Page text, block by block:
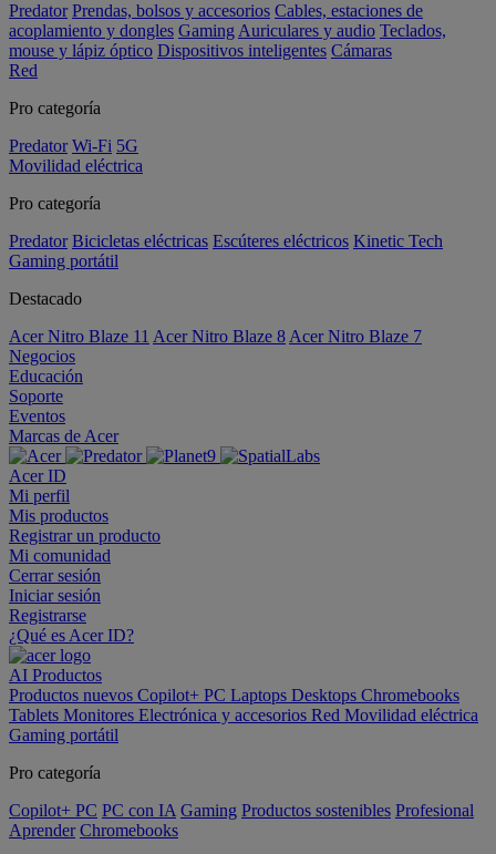
Predator Prendas, bolsos y accesorios Cables, estaciones de
acoplamiento y dongles Gaming Auriculares y audio Teclados,
mouse y lápiz óptico Dispositivos inteligentes Cámaras
Red
Pro categoría
Predator Wi-Fi 5G
Movilidad eléctrica
Pro categoría
Predator Bicicletas eléctricas Escúteres eléctricos Kinetic Tech
Gaming portátil
Destacado
Acer Nitro Blaze 11 Acer Nitro Blaze 8 Acer Nitro Blaze 7
Negocios
Educación
Soporte
Eventos
Marcas de Acer
Acer ID
Mi perfil
Mis productos
Registrar un producto
Mi comunidad
Cerrar sesión
Iniciar sesión
Registrarse
¿Qué es Acer ID?
AI Productos
Productos nuevos Copilot+ PC Laptops Desktops Chromebooks
Tablets Monitores Electrónica y accesorios Red Movilidad eléctrica
Gaming portátil
Pro categoría
Copilot+ PC PC con IA Gaming Productos sostenibles Profesional
Aprender Chromebooks